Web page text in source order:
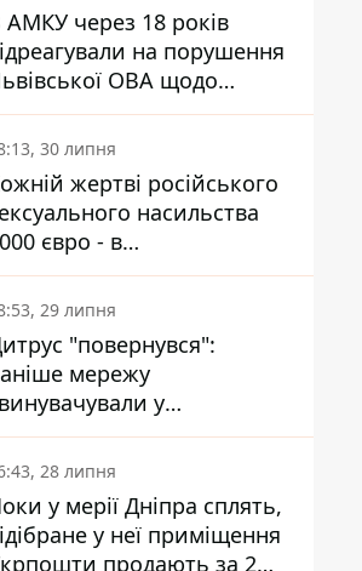
АМКУ через 18 років
на порушення
ОВА щодо
у закладах
30 липня
жертві російського
насильства
євро - в
пояснили
звідки на це
гроші
29 липня
"повернувся":
мережу
у
техніки та
від сплати
податків
28 липня
у мерії Дніпра сплять,
у неї приміщення
продають за 2